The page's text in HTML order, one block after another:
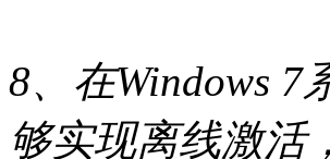
8、在Windows 7
够实现离线激活